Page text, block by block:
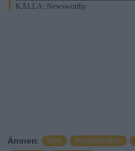
KÄLLA: Newsworthy
Ämnen: ines kungafamiljen